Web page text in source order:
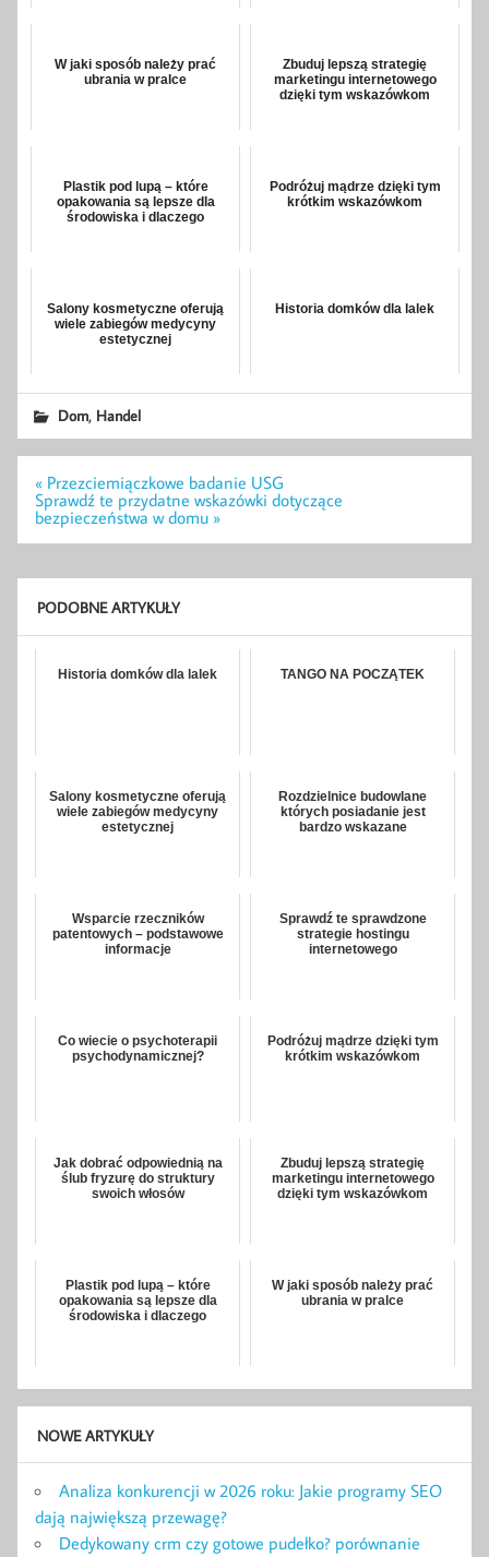
W jaki sposób należy prać
ubrania w pralce
Zbuduj lepszą strategię
marketingu internetowego
dzięki tym wskazówkom
Plastik pod lupą – które
opakowania są lepsze dla
środowiska i dlaczego
Podróżuj mądrze dzięki tym
krótkim wskazówkom
Salony kosmetyczne oferują
wiele zabiegów medycyny
estetycznej
Historia domków dla lalek
Dom, Handel
Nawigacja
wpisu
« Przezciemiączkowe badanie USG
Sprawdź te przydatne wskazówki dotyczące
bezpieczeństwa w domu »
PODOBNE ARTYKUŁY
Historia domków dla lalek TANGO NA POCZĄTEK
Salony kosmetyczne oferują
wiele zabiegów medycyny
estetycznej
Rozdzielnice budowlane
których posiadanie jest
bardzo wskazane
Wsparcie rzeczników
patentowych – podstawowe
informacje
Sprawdź te sprawdzone
strategie hostingu
internetowego
Co wiecie o psychoterapii
psychodynamicznej?
Podróżuj mądrze dzięki tym
krótkim wskazówkom
Jak dobrać odpowiednią na
ślub fryzurę do struktury
swoich włosów
Zbuduj lepszą strategię
marketingu internetowego
dzięki tym wskazówkom
Plastik pod lupą – które
opakowania są lepsze dla
środowiska i dlaczego
W jaki sposób należy prać
ubrania w pralce
NOWE ARTYKUŁY
Analiza konkurencji w 2026 roku: Jakie programy SEO
dają największą przewagę?
Dedykowany crm czy gotowe pudełko? porównanie